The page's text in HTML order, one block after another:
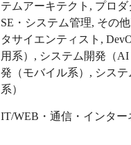
テムアーキテクト , プロ
SE・システム管理, その
タサイエンティスト ,
用系） , システム開発（AI
発（モバイル系） , シス
系）
IT/WEB・通信・インター